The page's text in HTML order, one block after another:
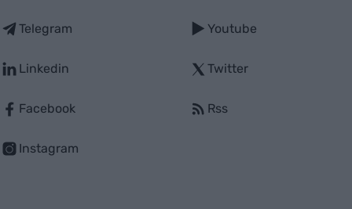
Telegram
Linkedin
Facebook
Instagram
Youtube
Twitter
Rss